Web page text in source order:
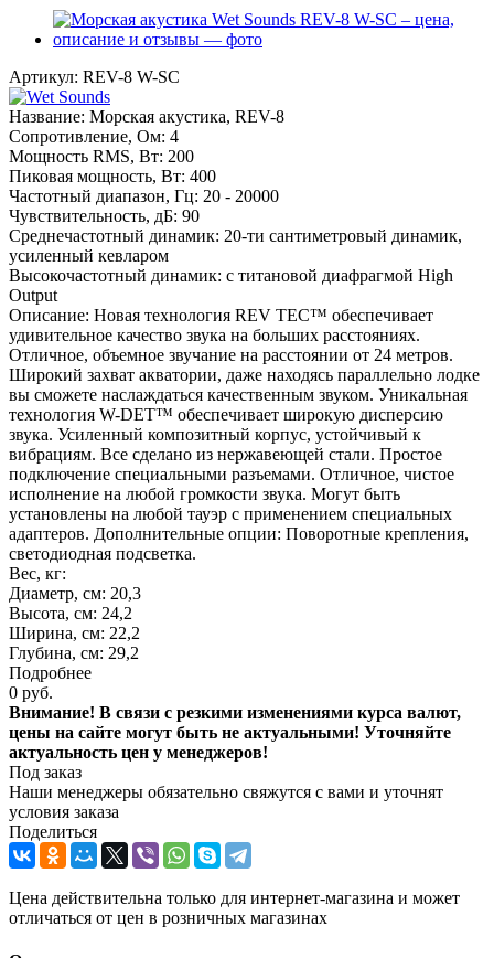
Артикул: REV-8 W-SC
Название: Морская акустика, REV-8
Сопротивление, Ом: 4
Мощность RMS, Вт: 200
Пиковая мощность, Вт: 400
Частотный диапазон, Гц: 20 - 20000
Чувствительность, дБ: 90
Среднечастотный динамик: 20-ти сантиметровый динамик,
усиленный кевларом
Высокочастотный динамик: с титановой диафрагмой High
Output
Описание: Новая технология REV TEC™ обеспечивает
удивительное качество звука на больших расстояниях.
Отличное, объемное звучание на расстоянии от 24 метров.
Широкий захват акватории, даже находясь параллельно лодке
вы сможете наслаждаться качественным звуком. Уникальная
технология W-DET™ обеспечивает широкую дисперсию
звука. Усиленный композитный корпус, устойчивый к
вибрациям. Все сделано из нержавеющей стали. Простое
подключение специальными разъемами. Отличное, чистое
исполнение на любой громкости звука. Могут быть
установлены на любой тауэр с применением специальных
адаптеров. Дополнительные опции: Поворотные крепления,
светодиодная подсветка.
Вес, кг:
Диаметр, см: 20,3
Высота, см: 24,2
Ширина, см: 22,2
Глубина, см: 29,2
Подробнее
0 руб.
Внимание! В связи с резкими изменениями курса валют,
цены на сайте могут быть не актуальными! Уточняйте
актуальность цен у менеджеров!
Под заказ
Наши менеджеры обязательно свяжутся с вами и уточнят
условия заказа
Поделиться
Цена действительна только для интернет-магазина и может
отличаться от цен в розничных магазинах